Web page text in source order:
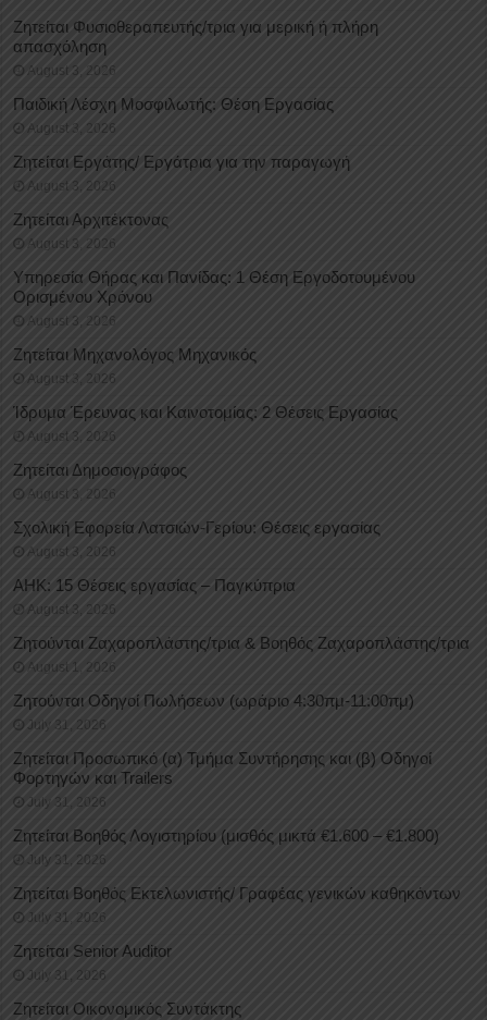
Ζητείται Φυσιοθεραπευτής/τρια για μερική ή πλήρη
απασχόληση
August 3, 2026
Παιδική Λέσχη Μοσφιλωτής: Θέση Εργασίας
August 3, 2026
Ζητείται Εργάτης/ Εργάτρια για την παραγωγή
August 3, 2026
Ζητείται Αρχιτέκτονας
August 3, 2026
Υπηρεσία Θήρας και Πανίδας: 1 Θέση Eργοδοτουμένου
Oρισμένου Xρόνου
August 3, 2026
Ζητείται Μηχανολόγος Μηχανικός
August 3, 2026
Ίδρυμα Έρευνας και Καινοτομίας: 2 Θέσεις Εργασίας
August 3, 2026
Ζητείται Δημοσιογράφος
August 3, 2026
Σχολική Εφορεία Λατσιών-Γερίου: Θέσεις εργασίας
August 3, 2026
ΑΗΚ: 15 Θέσεις εργασίας – Παγκύπρια
August 3, 2026
Ζητούνται Ζαχαροπλάστης/τρια & Βοηθός Ζαχαροπλάστης/τρια
August 1, 2026
Ζητούνται Οδηγοί Πωλήσεων (ωράριο 4:30πμ-11:00πμ)
July 31, 2026
Ζητείται Προσωπικό (α) Τμήμα Συντήρησης και (β) Οδηγοί
Φορτηγών και Trailers
July 31, 2026
Ζητείται Βοηθός Λογιστηρίου (μισθός μικτά €1.600 – €1.800)
July 31, 2026
Ζητείται Βοηθός Εκτελωνιστής/ Γραφέας γενικών καθηκόντων
July 31, 2026
Ζητείται Senior Auditor
July 31, 2026
Ζητείται Οικονομικός Συντάκτης